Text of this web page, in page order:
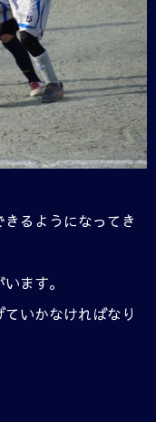
るようになってき
ます。
いかなければなり